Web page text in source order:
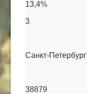
13,4%
3
Санкт-Петербург
38879